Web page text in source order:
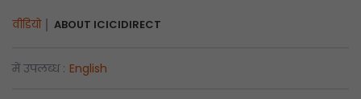
वीडियो ABOUT ICICIDIRECT
में उपलब्ध : English